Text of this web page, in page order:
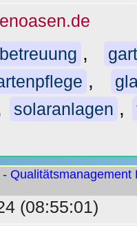
,
,
solaranlagen ,
Qualitätsmanagement
(08:55:01)